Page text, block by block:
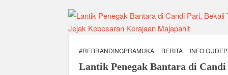
Semangat “Cerdas, Ceria, Cekatan” Warnai
Taman Cetak Generasi Tangguh
Pramuka SMKN 1 Jabon Tempa Disiplin dan
#REBRANDINGPRAMUKA BERITA INFO GUDEP
Lantik Penegak Bantara di